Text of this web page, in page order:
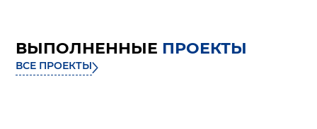
ВЫПОЛНЕННЫЕ ПРОЕКТЫ
ВСЕ ПРОЕКТЫ